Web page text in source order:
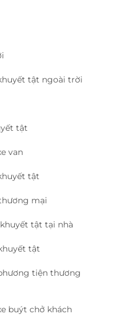
tật ngoài trời
tật
van
tật
mại
tật tại nhà
tật
tiện thương
buýt chở khách